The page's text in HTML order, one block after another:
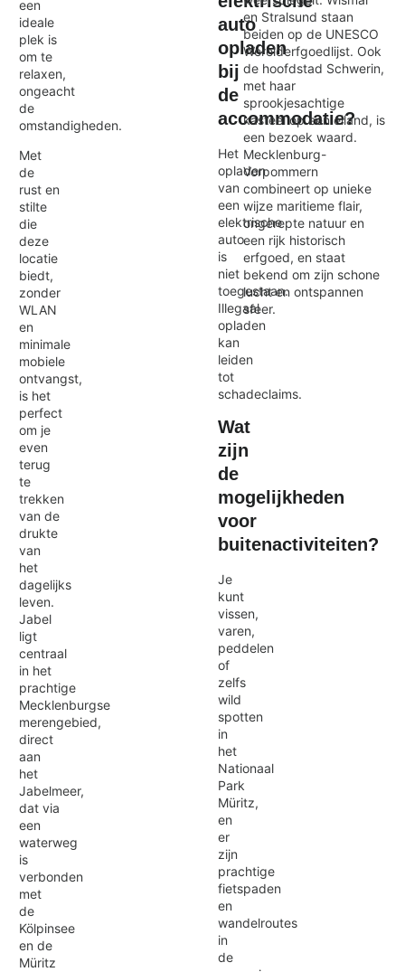
een
ideale
plek is
om te
relaxen,
ongeacht
de
omstandigheden.
Met
de
rust en
stilte
die
deze
locatie
biedt,
zonder
WLAN
en
minimale
mobiele
ontvangst,
is het
perfect
om je
even
terug
te
trekken
van de
drukte
van
het
dagelijks
leven.
Jabel
ligt
centraal
in het
prachtige
Mecklenburgse
merengebied,
direct
aan
het
Jabelmeer,
dat via
een
waterweg
is
verbonden
met
de
Kölpinsee
en de
Müritz
auto
opladen
bij
de
accommodatie?
Het
opladen
van
een
elektrische
auto
is
niet
toegestaan.
Illegaal
opladen
kan
leiden
tot
schadeclaims.
Wat
zijn
de
mogelijkheden
voor
buitenactiviteiten?
Je
kunt
vissen,
varen,
peddelen
of
zelfs
wild
spotten
in
het
Nationaal
Park
Müritz,
en
er
zijn
prachtige
fietspaden
en
wandelroutes
in
de
en Stralsund staan
beiden op de UNESCO
Werelderfgoedlijst. Ook
de hoofdstad Schwerin,
met haar
sprookjesachtige
kasteel op een eiland, is
een bezoek waard.
Mecklenburg-
Vorpommern
combineert op unieke
wijze maritieme flair,
ongerepte natuur en
een rijk historisch
erfgoed, en staat
bekend om zijn schone
lucht en ontspannen
sfeer.